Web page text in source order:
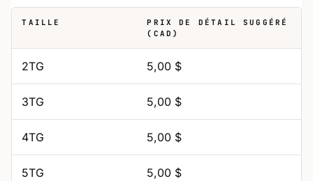
TAILLE
PRIX DE DÉTAIL SUGGÉRÉ
(CAD)
2TG 5,00 $
3TG 5,00 $
4TG 5,00 $
5TG 5,00 $